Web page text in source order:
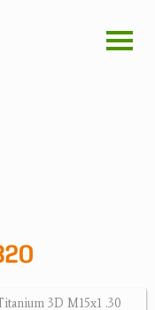
3D M15x1 .30